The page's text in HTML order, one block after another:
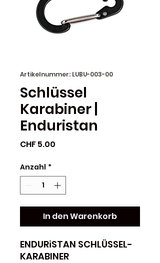
Artikelnummer: LUBU-003-00
Schlüssel
Karabiner |
Enduristan
CHF 5.00
Anzahl *
In den Warenkorb
ENDURiSTAN SCHLÜSSEL-
KARABINER